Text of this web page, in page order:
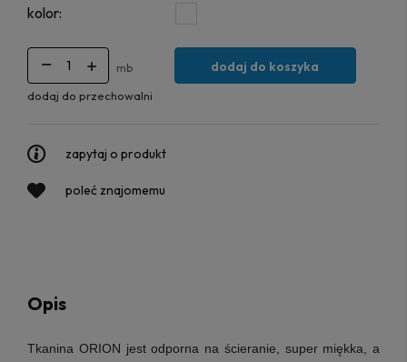
kolor:
mb dodaj do koszyka
dodaj do przechowalni
zapytaj o produkt
poleć znajomemu
Opis
Tkanina ORION jest odporna na ścieranie, super miękka, a